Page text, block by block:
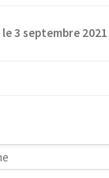
le 3 septembre 2021